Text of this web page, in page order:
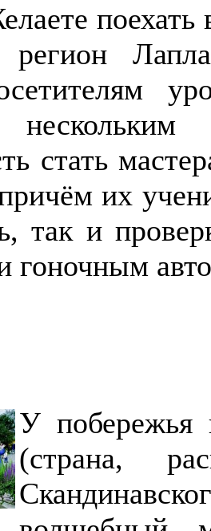
стать
их
так и
гоночным
У побережья
(страна,